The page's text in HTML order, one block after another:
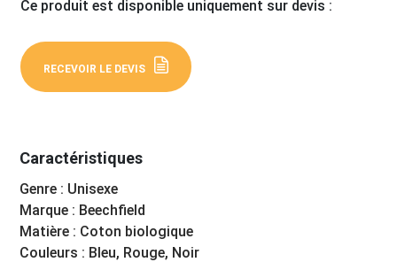
Ce produit est disponible uniquement sur devis :
RECEVOIR LE DEVIS
Caractéristiques
Genre : Unisexe
Marque : Beechfield
Matière : Coton biologique
Couleurs : Bleu, Rouge, Noir